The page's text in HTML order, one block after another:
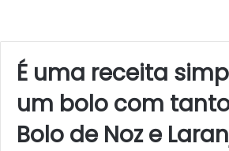
É uma receita
um bolo com
Bolo de Noz e